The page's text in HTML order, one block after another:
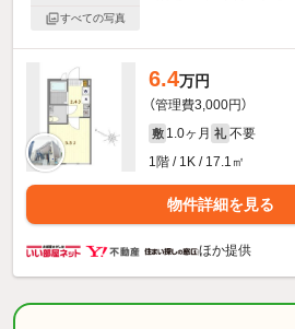
すべての写真
6.4万円
（管理費3,000円）
敷 1.0ヶ月 礼 不要
1階 / 1K / 17.1㎡
物件詳細を見る
ほか提供